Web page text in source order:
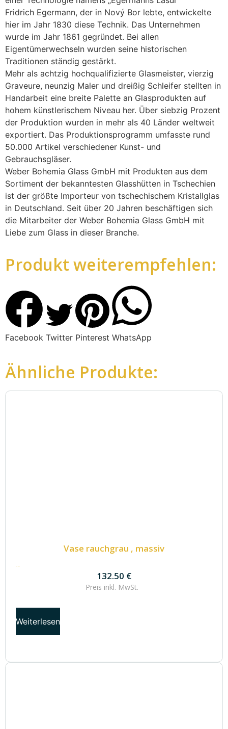
Fridrich Egermann, der in Nový Bor lebte, entwickelte
hier im Jahr 1830 diese Technik. Das Unternehmen
wurde im Jahr 1861 gegründet. Bei allen
Eigentümerwechseln wurden seine historischen
Traditionen ständig gestärkt.
Mehr als achtzig hochqualifizierte Glasmeister, vierzig
Graveure, neunzig Maler und dreißig Schleifer stellten in
Handarbeit eine breite Palette an Glasprodukten auf
hohem künstlerischem Niveau her. Über siebzig Prozent
der Produktion wurden in mehr als 40 Länder weltweit
exportiert. Das Produktionsprogramm umfasste rund
50.000 Artikel verschiedener Kunst- und
Gebrauchsgläser.
Weber Bohemia Glass GmbH mit Produkten aus dem
Sortiment der bekanntesten Glasshütten in Tschechien
ist der größte Importeur von tschechischem Kristallglas
in Deutschland. Seit über 20 Jahren beschäftigen sich
die Mitarbeiter der Weber Bohemia Glass GmbH mit
Liebe zum Glass in dieser Branche.
Produkt weiterempfehlen:
Facebook Twitter Pinterest WhatsApp
Ähnliche Produkte:
Vase rauchgrau , massiv
132.50 €
132.50 €
Preis inkl. MwSt.
Weiterlesen